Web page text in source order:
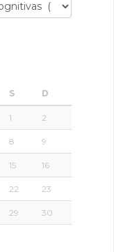
S D
1 2
8 9
15 16
22 23
29 30